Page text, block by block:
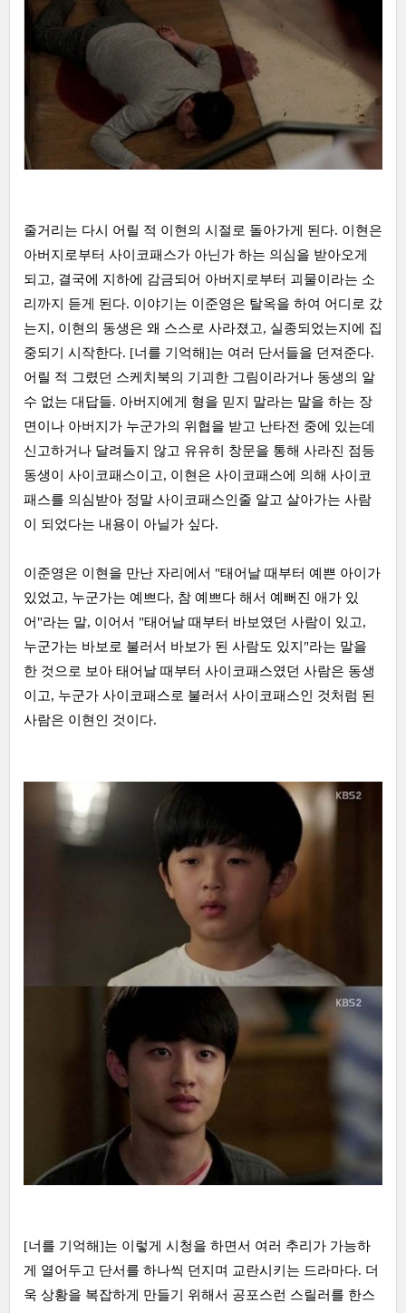
줄거리는 다시 어릴 적 이현의 시절로 돌아가게 된다. 이현은
아버지로부터 사이코패스가 아닌가 하는 의심을 받아오게
되고, 결국에 지하에 감금되어 아버지로부터 괴물이라는 소
리까지 듣게 된다. 이야기는 이준영은 탈옥을 하여 어디로 갔
는지, 이현의 동생은 왜 스스로 사라졌고, 실종되었는지에 집
중되기 시작한다. [너를 기억해]는 여러 단서들을 던져준다.
어릴 적 그렸던 스케치북의 기괴한 그림이라거나 동생의 알
수 없는 대답들. 아버지에게 형을 믿지 말라는 말을 하는 장
면이나 아버지가 누군가의 위협을 받고 난타전 중에 있는데
신고하거나 달려들지 않고 유유히 창문을 통해 사라진 점등
동생이 사이코패스이고, 이현은 사이코패스에 의해 사이코
패스를 의심받아 정말 사이코패스인줄 알고 살아가는 사람
이 되었다는 내용이 아닐가 싶다.
이준영은 이현을 만난 자리에서 "태어날 때부터 예쁜 아이가
있었고, 누군가는 예쁘다, 참 예쁘다 해서 예뻐진 애가 있
어"라는 말, 이어서 "태어날 때부터 바보였던 사람이 있고,
누군가는 바보로 불러서 바보가 된 사람도 있지"라는 말을
한 것으로 보아 태어날 때부터 사이코패스였던 사람은 동생
이고, 누군가 사이코패스로 불러서 사이코패스인 것처럼 된
사람은 이현인 것이다.
[너를 기억해]는 이렇게 시청을 하면서 여러 추리가 가능하
게 열어두고 단서를 하나씩 던지며 교란시키는 드라마다. 더
욱 상황을 복잡하게 만들기 위해서 공포스런 스릴러를 한스